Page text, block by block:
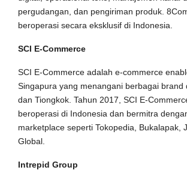
pergudangan, dan pengiriman produk.
beroperasi secara eksklusif di Indonesia.
SCI E-Commerce
SCI E-Commerce adalah e-commerce
Singapura yang menangani berbagai brand
dan Tiongkok. Tahun 2017, SCI E-
beroperasi di Indonesia dan bermitra
marketplace seperti Tokopedia, Bukalapak,
Global.
Intrepid Group